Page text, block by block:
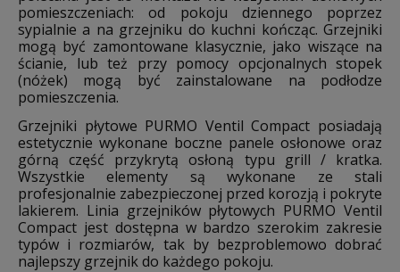
pomieszczeniach: od pokoju dziennego poprzez
sypialnie a na grzejniku do kuchni kończąc. Grzejniki
mogą być zamontowane klasycznie, jako wiszące na
ścianie, lub też przy pomocy opcjonalnych stopek
(nóżek) mogą być zainstalowane na podłodze
pomieszczenia.
Grzejniki płytowe PURMO Ventil Compact posiadają
estetycznie wykonane boczne panele osłonowe oraz
górną część przykrytą osłoną typu grill / kratka.
Wszystkie elementy są wykonane ze stali
profesjonalnie zabezpieczonej przed korozją i pokryte
lakierem. Linia grzejników płytowych PURMO Ventil
Compact jest dostępna w bardzo szerokim zakresie
typów i rozmiarów, tak by bezproblemowo dobrać
najlepszy grzejnik do każdego pokoju.